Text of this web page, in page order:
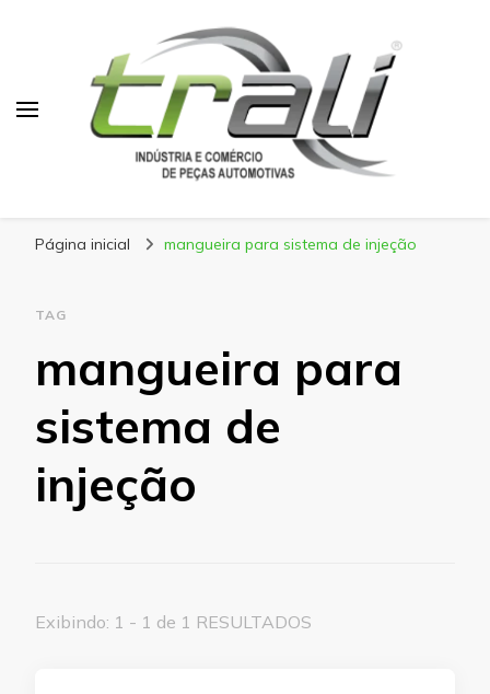
Página inicial mangueira para sistema de injeção
TAG
mangueira para
sistema de
injeção
Exibindo: 1 - 1 de 1 RESULTADOS